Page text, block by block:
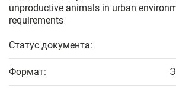
unproductive animals in urban
requirements
Статус документа:
Формат: